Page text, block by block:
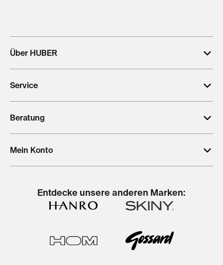
Über HUBER
Service
Beratung
Mein Konto
Entdecke unsere anderen Marken: